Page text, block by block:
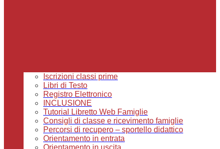
Iscrizioni classi prime
Libri di Testo
Registro Elettronico
INCLUSIONE
Tutorial Libretto Web Famiglie
Consigli di classe e ricevimento famiglie
Percorsi di recupero – sportello didattico
Orientamento in entrata